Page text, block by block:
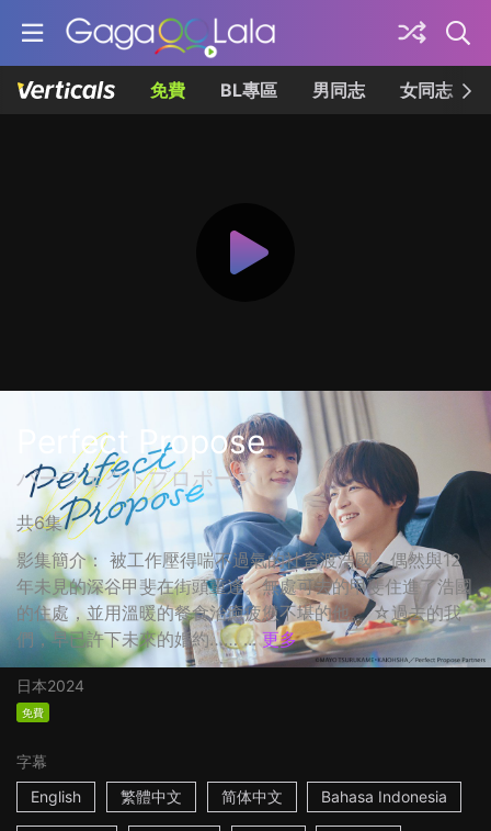
免費 BL專區 男同志 女同志
Perfect Propose
パーフェクトプロポーズ
共6集
影集簡介： 被工作壓得喘不過氣的社畜渡浩國，偶然與12
年未見的深谷甲斐在街頭重逢。無處可去的甲斐住進了浩國
的住處，並用溫暖的餐食治癒疲憊不堪的他。 ☆過去的我
們，早已許下未來的婚約…… ... 更多
日本2024
免費
字幕
English
繁體中文 简体中文 Bahasa Indonesia